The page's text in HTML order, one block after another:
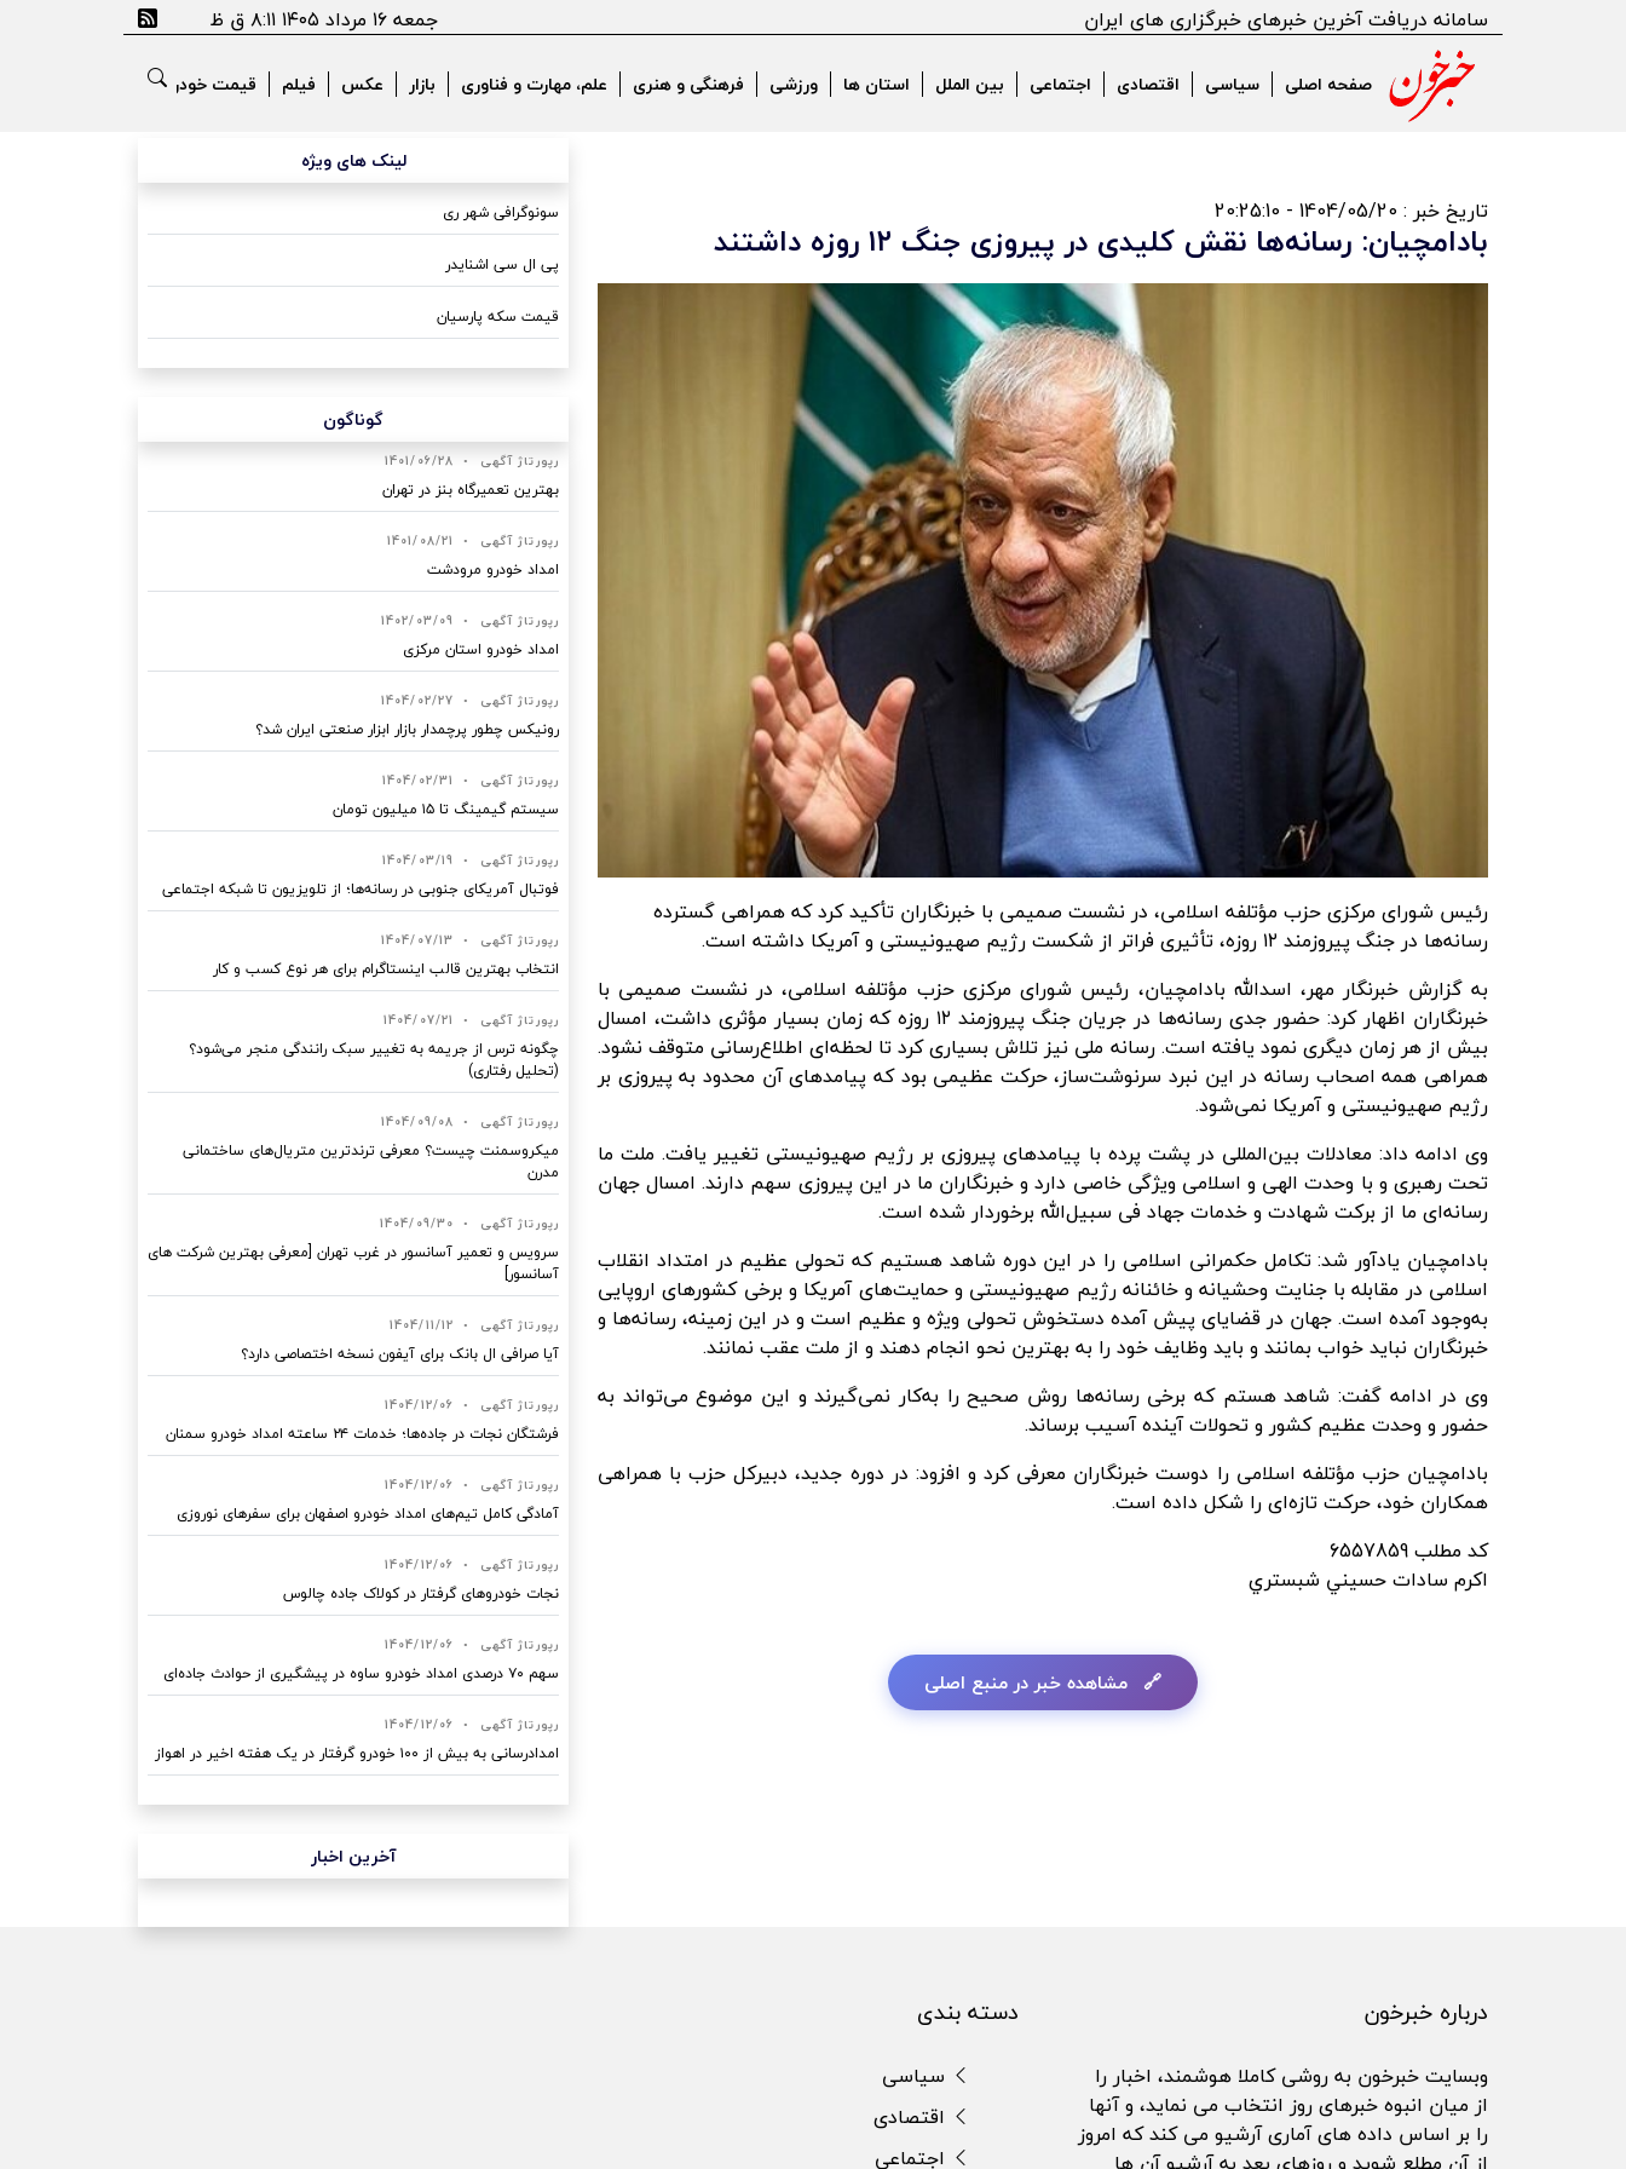
سامانه دریافت آخرین خبرهای خبرگزاری های ایران جمعه ۱۶ مرداد ۱۴۰۵ ۸:۱۱ ق ظ
صفحه اصلی سیاسی اقتصادی اجتماعی بین الملل استان ها ورزشی فرهنگی و هنری علم، مهارت و فناوری بازار عکس فیلم قیمت خودرو
تاریخ خبر : 1404/05/20 - 20:25:10
بادامچیان: رسانه‌ها نقش کلیدی در پیروزی جنگ ۱۲ روزه داشتند
رئیس شورای مرکزی حزب مؤتلفه اسلامی، در نشست صمیمی با خبرنگاران تأکید کرد که همراهی گسترده
رسانه‌ها در جنگ پیروزمند ۱۲ روزه، تأثیری فراتر از شکست رژیم صهیونیستی و آمریکا داشته است.
به گزارش خبرنگار مهر، اسدالله بادامچیان، رئیس شورای مرکزی حزب مؤتلفه اسلامی، در نشست صمیمی با
خبرنگاران اظهار کرد: حضور جدی رسانه‌ها در جریان جنگ پیروزمند ۱۲ روزه که زمان بسیار مؤثری داشت، امسال
بیش از هر زمان دیگری نمود یافته است. رسانه ملی نیز تلاش بسیاری کرد تا لحظه‌ای اطلاع‌رسانی متوقف نشود.
همراهی همه اصحاب رسانه در این نبرد سرنوشت‌ساز، حرکت عظیمی بود که پیامدهای آن محدود به پیروزی بر
رژیم صهیونیستی و آمریکا نمی‌شود.
وی ادامه داد: معادلات بین‌المللی در پشت پرده با پیامدهای پیروزی بر رژیم صهیونیستی تغییر یافت. ملت ما
تحت رهبری و با وحدت الهی و اسلامی ویژگی خاصی دارد و خبرنگاران ما در این پیروزی سهم دارند. امسال جهان
رسانه‌ای ما از برکت شهادت و خدمات جهاد فی سبیل‌الله برخوردار شده است.
بادامچیان یادآور شد: تکامل حکمرانی اسلامی را در این دوره شاهد هستیم که تحولی عظیم در امتداد انقلاب
اسلامی در مقابله با جنایت وحشیانه و خائنانه رژیم صهیونیستی و حمایت‌های آمریکا و برخی کشورهای اروپایی
به‌وجود آمده است. جهان در قضایای پیش آمده دستخوش تحولی ویژه و عظیم است و در این زمینه، رسانه‌ها و
خبرنگاران نباید خواب بمانند و باید وظایف خود را به بهترین نحو انجام دهند و از ملت عقب نمانند.
وی در ادامه گفت: شاهد هستم که برخی رسانه‌ها روش صحیح را به‌کار نمی‌گیرند و این موضوع می‌تواند به
حضور و وحدت عظیم کشور و تحولات آینده آسیب برساند.
بادامچیان حزب مؤتلفه اسلامی را دوست خبرنگاران معرفی کرد و افزود: در دوره جدید، دبیرکل حزب با همراهی
همکاران خود، حرکت تازه‌ای را شکل داده است.
کد مطلب6557859
اكرم سادات حسيني شبستري
مشاهده خبر در منبع اصلی
لینک های ویژه
سونوگرافی شهر ری
پی ال سی اشنایدر
قیمت سکه پارسیان
گوناگون
رپورتاژ آگهی •
1401/06/28
بهترین تعمیرگاه بنز در تهران
رپورتاژ آگهی •
1401/08/21
امداد خودرو مرودشت
رپورتاژ آگهی •
1402/03/09
امداد خودرو استان مرکزی
رپورتاژ آگهی •
1404/02/27
رونیکس چطور پرچمدار بازار ابزار صنعتی ایران شد؟
رپورتاژ آگهی •
1404/02/31
سیستم گیمینگ تا ۱۵ میلیون تومان
رپورتاژ آگهی •
1404/03/19
فوتبال آمریکای جنوبی در رسانه‌ها؛ از تلویزیون تا شبکه اجتماعی
رپورتاژ آگهی •
1404/07/13
انتخاب بهترین قالب‌ اینستاگرام برای هر نوع کسب‌ و کار
رپورتاژ آگهی •
1404/07/21
چگونه ترس از جریمه به تغییر سبک رانندگی منجر می‌شود؟
(تحلیل رفتاری)
رپورتاژ آگهی •
1404/09/08
میکروسمنت چیست؟ معرفی ترندترین متریال‌های ساختمانی
مدرن
رپورتاژ آگهی •
1404/09/30
سرویس و تعمیر آسانسور در غرب تهران [معرفی بهترین شرکت های
آسانسور]
رپورتاژ آگهی •
1404/11/12
آیا صرافی ال بانک برای آیفون نسخه اختصاصی دارد؟
رپورتاژ آگهی •
1404/12/06
فرشتگان نجات در جاده‌ها؛ خدمات ۲۴ ساعته امداد خودرو سمنان
رپورتاژ آگهی •
1404/12/06
آمادگی کامل تیم‌های امداد خودرو اصفهان برای سفرهای نوروزی
رپورتاژ آگهی •
1404/12/06
نجات خودروهای گرفتار در کولاک جاده چالوس
رپورتاژ آگهی •
1404/12/06
سهم ۷۰ درصدی امداد خودرو ساوه در پیشگیری از حوادث جاده‌ای
رپورتاژ آگهی •
1404/12/06
امدادرسانی به بیش از ۱۰۰ خودرو گرفتار در یک هفته اخیر در اهواز
آخرین اخبار
درباره خبرخون
وبسایت خبرخون به روشی کاملا هوشمند، اخبار را
از میان انبوه خبرهای روز انتخاب می نماید، و آنها
را بر اساس داده های آماری آرشیو می کند که امروز
دسته بندی
سیاسی
اقتصادی
اجتماعی